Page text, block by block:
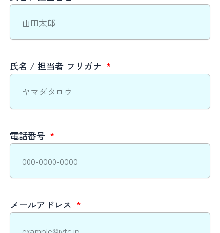
氏名 / 担当者 フリガナ
電話番号
メールアドレス